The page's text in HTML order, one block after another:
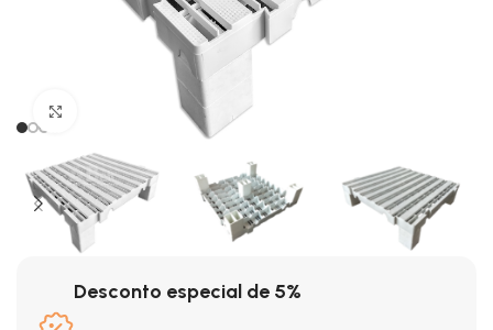
Clique para ampliar
Desconto especial de 5%